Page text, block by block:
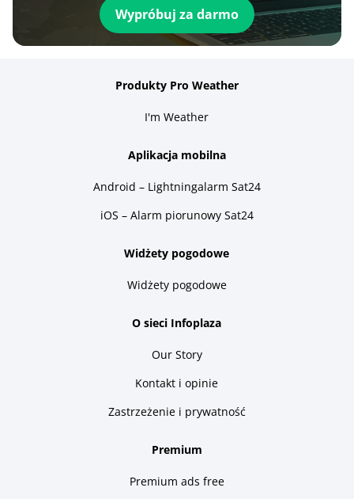
Wypróbuj za darmo
Produkty Pro Weather
I'm Weather
Aplikacja mobilna
Android – Lightningalarm Sat24
iOS – Alarm piorunowy Sat24
Widżety pogodowe
Widżety pogodowe
O sieci Infoplaza
Our Story
Kontakt i opinie
Zastrzeżenie i prywatność
Premium
Premium ads free